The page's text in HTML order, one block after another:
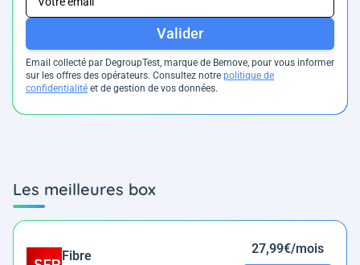
Valider
Email collecté par DegroupTest, marque de Bemove, pour vous informer
sur les offres des opérateurs. Consultez notre politique de
confidentialité et de gestion de vos données.
Les meilleures box
Fibre 27,99€/mois